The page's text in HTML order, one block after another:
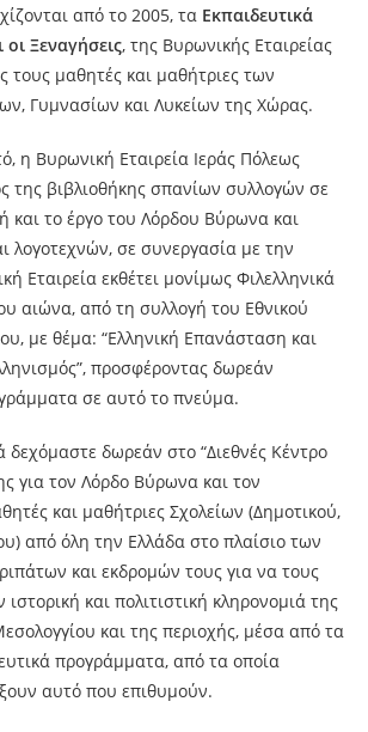
από το 2005, τα Εκπαιδευτικά
Ξεναγήσεις, της Βυρωνικής Εταιρείας
τους μαθητές και μαθήτριες των
Γυμνασίων και Λυκείων της Χώρας.
η Βυρωνική Εταιρεία Ιεράς Πόλεως
της βιβλιοθήκης σπανίων συλλογών σε
και το έργο του Λόρδου Βύρωνα και
λογοτεχνών, σε συνεργασία με την
Εταιρεία εκθέτει μονίμως Φιλελληνικά
αιώνα, από τη συλλογή του Εθνικού
με θέμα: “Ελληνική Επανάσταση και
προσφέροντας δωρεάν
σε αυτό το πνεύμα.
δεχόμαστε δωρεάν στο “Διεθνές Κέντρο
για τον Λόρδο Βύρωνα και τον
και μαθήτριες Σχολείων (Δημοτικού,
από όλη την Ελλάδα στο πλαίσιο των
και εκδρομών τους για να τους
και πολιτιστική κληρονομιά της
και της περιοχής, μέσα από τα
προγράμματα, από τα οποία
αυτό που επιθυμούν.